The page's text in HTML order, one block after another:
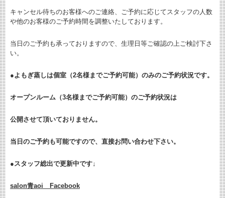
キャンセル待ちのお客様へのご連絡、ご予約に応じてスタッフの人数
や他のお客様のご予約時間を調整いたしております。
当日のご予約も承っておりますので、生理日等ご確認の上ご検討下さ
い。
●よもぎ蒸しは個室（2名様までご予約可能）のみのご予約状況です。
オープンルーム（3名様までご予約可能）のご予約状況は
公開させて頂いておりません。
当日のご予約も可能ですので、直接お問い合わせ下さい。
●スタッフ総出で更新中です↓
salon青aoi Facebook